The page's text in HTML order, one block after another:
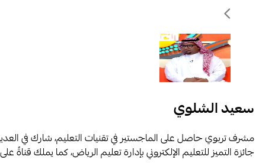
سعيد الشلوي
جائزة التميز للتعليم الإلكتروني بإدارة تعليم الرياض، كما يملك